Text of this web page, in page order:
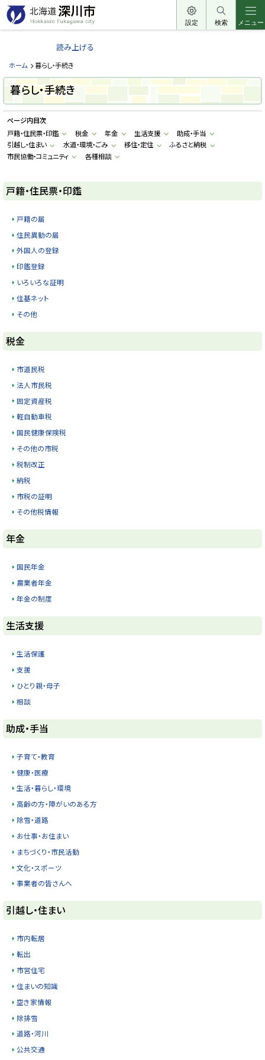
本
文
へ
ュ
へ
北
道
深
川
市
H
o
k
k
a
F
u
k
設定 検索 メニュー
読み上げる
ホーム 暮らし・手続き
暮らし・手続き
ページ内目次
戸籍・住民票・印鑑
税金 年金 生活支援
助成・手当
引越し・住まい
水道・環境・ごみ 移住・定住
ふるさと納税
市民協働・コミュニティ
各種相談
戸籍・住民票・印鑑
戸籍の届
住民異動の届
外国人の登録
印鑑登録
いろいろな証明
住基ネット
その他
ト
ッ
プ
に
税金
市道民税
法人市民税
固定資産税
軽自動車税
国民健康保険税
その他の市税
税制改正
納税
市税の証明
その他税情報
ト
ッ
プ
に
年金
国民年金
農業者年金
年金の制度
ト
ッ
プ
に
生活支援
生活保護
支援
ひとり親・母子
相談
ト
ッ
プ
に
助成・手当
子育て・教育
健康・医療
生活・暮らし・環境
高齢の方・障がいのある方
除雪・道路
お仕事・お住まい
まちづくり・市民活動
文化・スポーツ
事業者の皆さんへ
ト
ッ
プ
に
引越し・住まい
市内転居
転出
市営住宅
住まいの知識
空き家情報
除排雪
道路・河川
公共交通